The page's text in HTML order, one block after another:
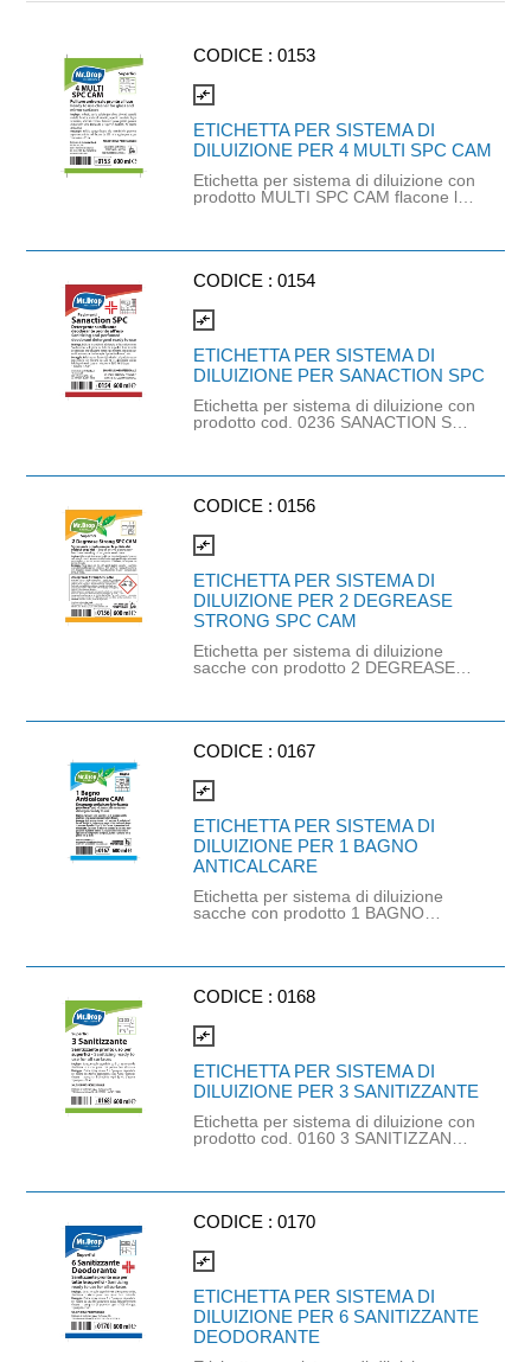
CODICE :0153
compare_arrows
ETICHETTA PER SISTEMA DI
DILUIZIONE PER 4 MULTI SPC CAM
Etichetta per sistema di diluizione con
prodotto MULTI SPC CAM flacone lt.
MULTIUSO CAM sacca lt.1,5 (cod.
CODICE :0154
compare_arrows
ETICHETTA PER SISTEMA DI
DILUIZIONE PER SANACTION SPC
Etichetta per sistema di diluizione con
prodotto cod. 0236 SANACTION SPC
CODICE :0156
compare_arrows
ETICHETTA PER SISTEMA DI
DILUIZIONE PER 2 DEGREASE
STRONG SPC CAM
Etichetta per sistema di diluizione
sacche con prodotto 2 DEGREASE
CAM tanica kg. 5 (cod. 0231).
CODICE :0167
compare_arrows
ETICHETTA PER SISTEMA DI
DILUIZIONE PER 1 BAGNO
ANTICALCARE
Etichetta per sistema di diluizione
sacche con prodotto 1 BAGNO
CODICE :0168
compare_arrows
ETICHETTA PER SISTEMA DI
DILUIZIONE PER 3 SANITIZZANTE
Etichetta per sistema di diluizione con
prodotto cod. 0160 3 SANITIZZANTE
CODICE :0170
compare_arrows
ETICHETTA PER SISTEMA DI
DILUIZIONE PER 6 SANITIZZANTE
DEODORANTE